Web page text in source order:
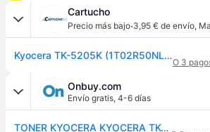
Cartucho
Precio más bajo·3,95 € de envío,
Kyocera TK-5205K (1T02R50NL0) toner negro
O 3
Onbuy.com
Envío gratis, 4-6 días
TONER KYOCERA KYOCERA TK-5205K